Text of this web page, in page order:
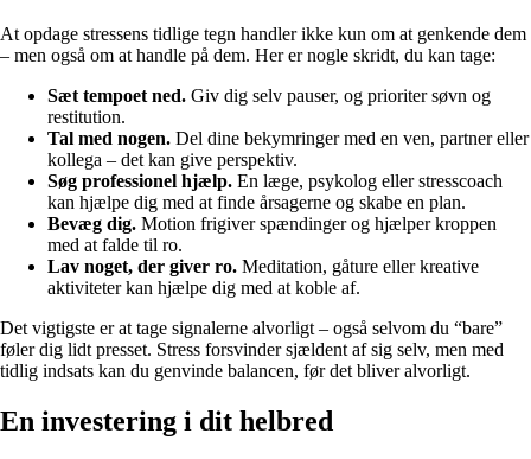
At opdage stressens tidlige tegn handler ikke kun om at genkende dem
– men også om at handle på dem. Her er nogle skridt, du kan tage:
Sæt tempoet ned. Giv dig selv pauser, og prioriter søvn og
restitution.
Tal med nogen. Del dine bekymringer med en ven, partner eller
kollega – det kan give perspektiv.
Søg professionel hjælp. En læge, psykolog eller stresscoach
kan hjælpe dig med at finde årsagerne og skabe en plan.
Bevæg dig. Motion frigiver spændinger og hjælper kroppen
med at falde til ro.
Lav noget, der giver ro. Meditation, gåture eller kreative
aktiviteter kan hjælpe dig med at koble af.
Det vigtigste er at tage signalerne alvorligt – også selvom du “bare”
føler dig lidt presset. Stress forsvinder sjældent af sig selv, men med
tidlig indsats kan du genvinde balancen, før det bliver alvorligt.
En investering i dit helbred